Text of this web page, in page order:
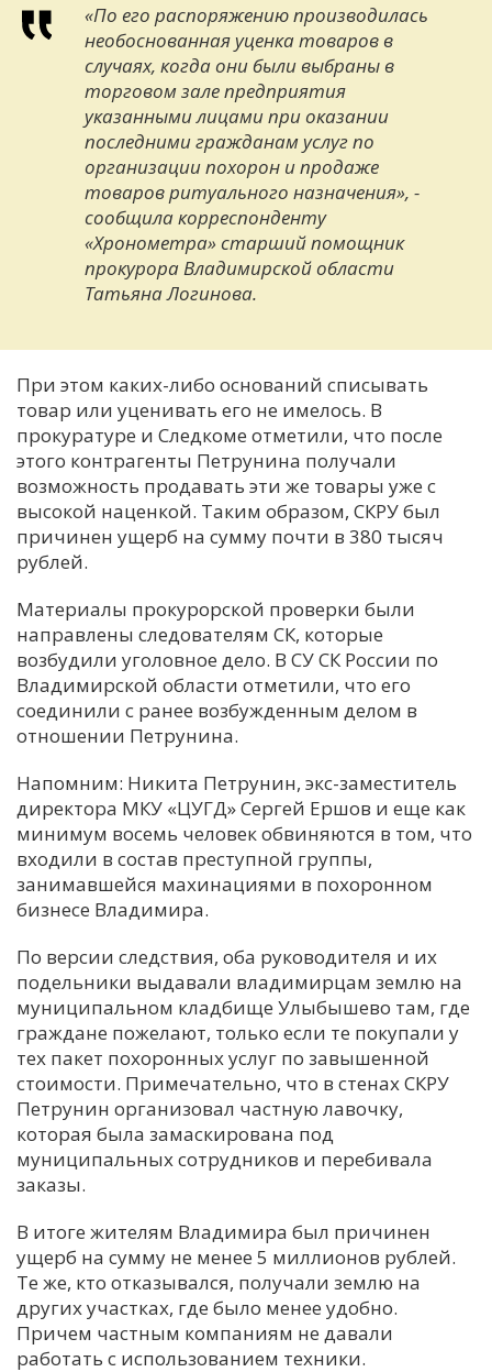
«По его распоряжению производилась
необоснованная уценка товаров в
случаях, когда они были выбраны в
торговом зале предприятия
указанными лицами при оказании
последними гражданам услуг по
организации похорон и продаже
товаров ритуального назначения», -
сообщила корреспонденту
«Хронометра» старший помощник
прокурора Владимирской области
Татьяна Логинова.
При этом каких-либо оснований списывать
товар или уценивать его не имелось. В
прокуратуре и Следкоме отметили, что после
этого контрагенты Петрунина получали
возможность продавать эти же товары уже с
высокой наценкой. Таким образом, СКРУ был
причинен ущерб на сумму почти в 380 тысяч
рублей.
Материалы прокурорской проверки были
направлены следователям СК, которые
возбудили уголовное дело. В СУ СК России по
Владимирской области отметили, что его
соединили с ранее возбужденным делом в
отношении Петрунина.
Напомним: Никита Петрунин, экс-заместитель
директора МКУ «ЦУГД» Сергей Ершов и еще как
минимум восемь человек обвиняются в том, что
входили в состав преступной группы,
занимавшейся махинациями в похоронном
бизнесе Владимира.
По версии следствия, оба руководителя и их
подельники выдавали владимирцам землю на
муниципальном кладбище Улыбышево там, где
граждане пожелают, только если те покупали у
тех пакет похоронных услуг по завышенной
стоимости. Примечательно, что в стенах СКРУ
Петрунин организовал частную лавочку,
которая была замаскирована под
муниципальных сотрудников и перебивала
заказы.
В итоге жителям Владимира был причинен
ущерб на сумму не менее 5 миллионов рублей.
Те же, кто отказывался, получали землю на
других участках, где было менее удобно.
Причем частным компаниям не давали
работать с использованием техники.